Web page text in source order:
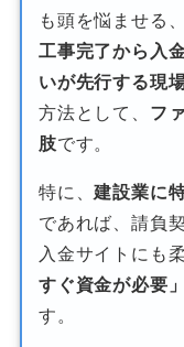
も頭を悩ませる
工事完了から入
いが先行する現
方法として、 フ
肢です。
特に、建設業に
であれば、請負
入金サイトにも
すぐ資金が必要
す。